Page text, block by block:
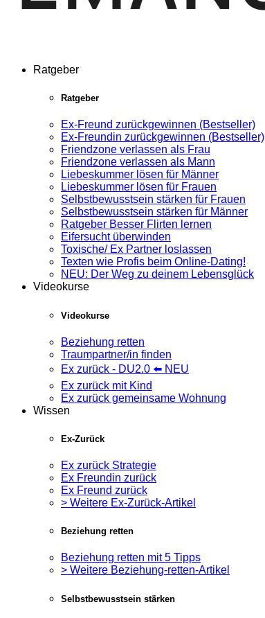
Ratgeber
Ratgeber
Ex-Freund zurückgewinnen (Bestseller)
Ex-Freundin zurückgewinnen (Bestseller)
Friendzone verlassen als Frau
Friendzone verlassen als Mann
Liebeskummer lösen für Männer
Liebeskummer lösen für Frauen
Selbstbewusstsein stärken für Frauen
Selbstbewusstsein stärken für Männer
Ratgeber Besser Flirten lernen
Eifersucht überwinden
Toxische/ Ex Partner loslassen
Texten wie Profis beim Online-Dating!
NEU: Der Weg zu deinem Lebensglück
Videokurse
Videokurse
Beziehung retten
Traumpartner/in finden
Ex zurück - DU2.0 ⬅️ NEU
Ex zurück mit Kind
Ex zurück gemeinsame Wohnung
Wissen
Ex-Zurück
Ex zurück Strategie
Ex Freundin zurück
Ex Freund zurück
> Weitere Ex-Zurück-Artikel
Beziehung retten
Beziehung retten mit 5 Tipps
> Weitere Beziehung-retten-Artikel
Selbstbewusstsein stärken